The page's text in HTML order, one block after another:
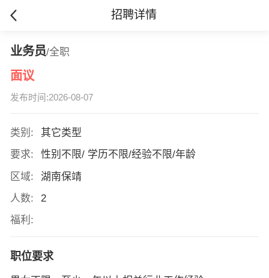
招聘详情
业务员/全职
面议
发布时间:2026-08-07
类别:
其它类型
要求:
性别不限/ 学历不限/经验不限/年龄
区域:
湖南保靖
人数:
2
福利:
职位要求